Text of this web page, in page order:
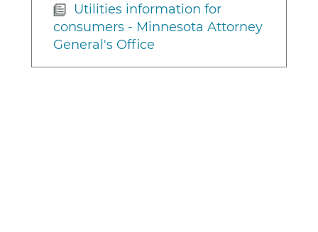
Utilities information for
consumers - Minnesota Attorney
General's Office